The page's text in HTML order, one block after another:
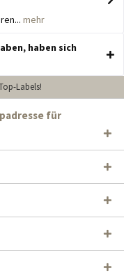
mehr
haben sich
Labels!
für